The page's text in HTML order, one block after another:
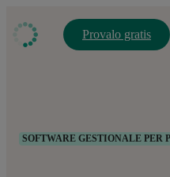
Provalo gratis
SOFTWARE GESTIONALE PER